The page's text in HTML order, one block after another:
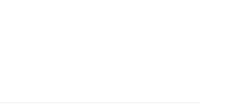
salles de bain et une salle d'eau, et de
couverte chauffée avec nage à contre-courant.
plain-pied sur une place complète cet